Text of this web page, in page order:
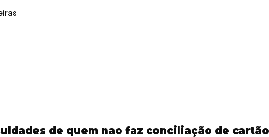
de quem nao faz conciliação de cartão